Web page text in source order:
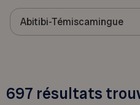
Abitibi-Témiscamingue
697 résultats